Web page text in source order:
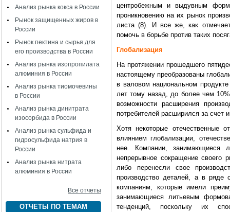
Анализ рынка кокса в России
Рынок защищенных жиров в
России
Рынок пектина и сырья для
его производства в России
Анализ рынка изопропилата
алюминия в России
Анализ рынка тиомочевины
в России
Анализ рынка динитрата
изосорбида в России
Анализ рынка сульфида и
гидросульфида натрия в
России
Анализ рынка нитрата
алюминия в России
Все отчеты
ОТЧЕТЫ ПО ТЕМАМ
центробежным и выдувным
проникновению на их рынок
листа (8). И все же, как
помочь в борьбе против таких
Глобализация
На протяжении прошедшего
настоящему преобразованы
в валовом национальном
лет тому назад, до более чем
возможности расширения
потребителей расширился за счет
Хотя некоторые отечественные
влиянием глобализации,
нее. Компании, занимающиеся
непрерывное сокращение своего
либо перенесли свое
производство деталей, а в ряде
компаниям, которые имели
занимающиеся литьевым
тенденций, поскольку их